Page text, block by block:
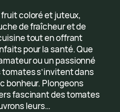
coloré et juteux,
de fraîcheur et de
tout en offrant
pour la santé. Que
ou un passionné
s’invitent dans
bonheur. Plongeons
fascinant des tomates
leurs…